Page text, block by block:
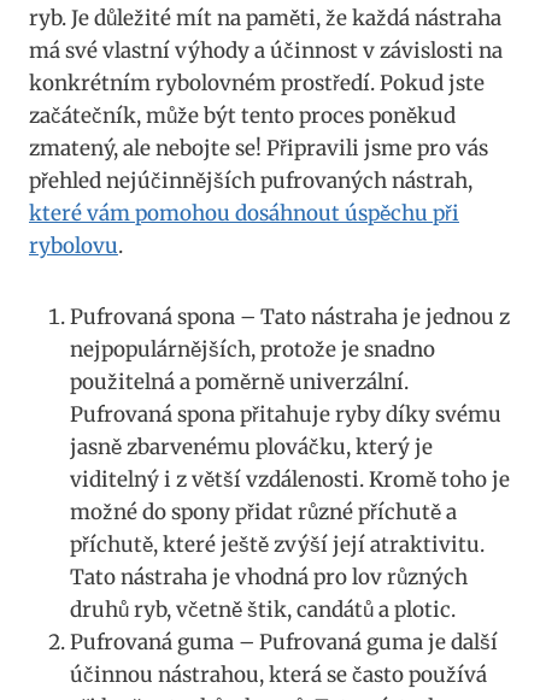
ryb. Je‍ důležité mít na ‍paměti, že‍ každá nástraha⁤
má své vlastní výhody a účinnost v závislosti na
konkrétním rybolovném prostředí. Pokud jste
‍začátečník, může být tento proces poněkud
zmatený, ale nebojte se! Připravili jsme pro vás
přehled ⁤nejúčinnějších⁤ pufrovaných nástrah,
které vám pomohou dosáhnout úspěchu ⁢při
⁤rybolovu.
Pufrovaná spona – Tato nástraha⁢ je jednou z
nejpopulárnějších, protože je snadno
použitelná a⁣ poměrně univerzální.
Pufrovaná spona přitahuje ryby⁢ díky svému
⁣jasně zbarvenému plováčku, který je
viditelný i z větší vzdálenosti. Kromě toho je
možné do spony přidat různé příchutě a
příchutě, které ještě zvýší její atraktivitu.
Tato‌ nástraha je vhodná pro⁤ lov ⁢různých
druhů ryb, včetně‌ štik, candátů a plotic.
Pufrovaná guma – Pufrovaná guma je další
účinnou nástrahou, ‌která se ⁤často používá